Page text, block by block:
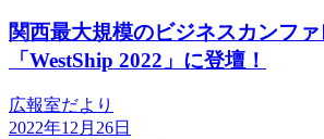
関西最大規模のビジネスカンファ
「WestShip 2022」に登壇！
広報室だより
2022年12月26日